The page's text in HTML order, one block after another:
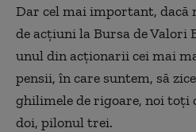
Dar cel mai important, dacă
de acțiuni la Bursa de Valori
unul din acționarii cei mai
pensii, în care suntem, să
ghilimele de rigoare, noi
doi, pilonul trei.